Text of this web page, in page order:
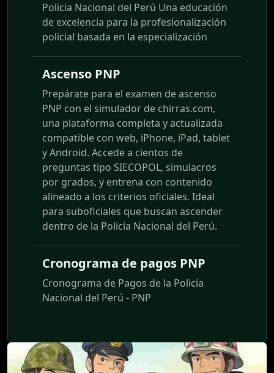
Policia Nacional del Perú Una educación
de excelencia para la profesionalización
policial basada en la especialización
Ascenso PNP
Prepárate para el examen de ascenso
PNP con el simulador de chirras.com,
una plataforma completa y actualizada
compatible con web, iPhone, iPad, tablet
y Android. Accede a cientos de
preguntas tipo SIECOPOL, simulacros
por grados, y entrena con contenido
alineado a los criterios oficiales. Ideal
para suboficiales que buscan ascender
dentro de la Policía Nacional del Perú.
Cronograma de pagos PNP
Cronograma de Pagos de la Policía
Nacional del Perú - PNP